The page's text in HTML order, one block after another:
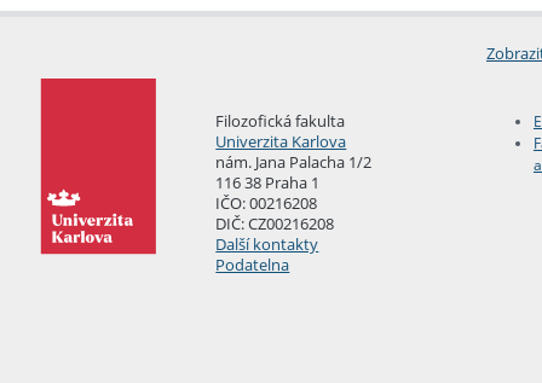
Filozofická fakulta
Univerzita Karlova
nám. Jana Palacha 1/2
116 38 Praha 1
IČO: 00216208
DIČ: CZ00216208
Další kontakty
Podatelna